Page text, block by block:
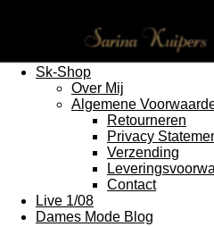
Sk-Shop
Over Mij
Algemene
Retourneren
Privacy
Verzending
Contact
Live 1/08
Dames Mode Blog